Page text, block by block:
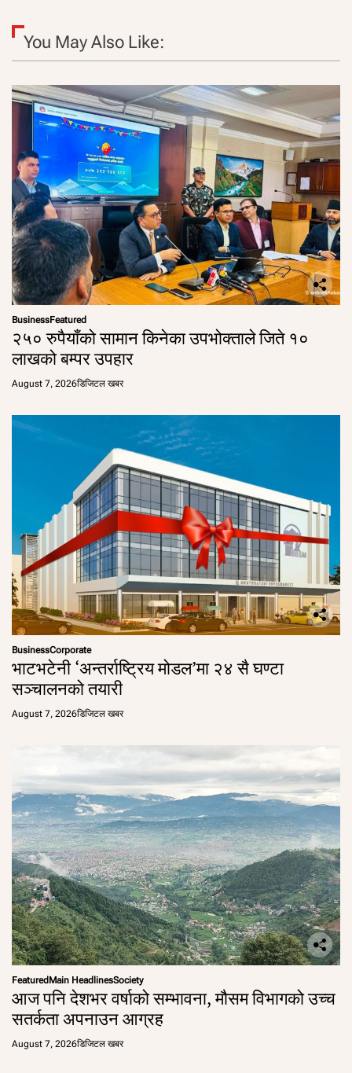
You May Also Like:
BusinessFeatured
२५० रुपैयाँको सामान किनेका उपभोक्ताले जिते १०
लाखको बम्पर उपहार
August 7, 2026डिजिटल खबर
BusinessCorporate
भाटभटेनी ‘अन्तर्राष्ट्रिय मोडल’मा २४ सै घण्टा
सञ्चालनको तयारी
August 7, 2026डिजिटल खबर
FeaturedMain HeadlinesSociety
आज पनि देशभर वर्षाको सम्भावना, मौसम विभागको उच्च
सतर्कता अपनाउन आग्रह
August 7, 2026डिजिटल खबर